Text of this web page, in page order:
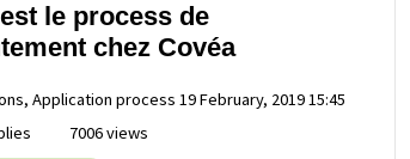
le process de
chez Covéa
Application process 19 February, 2019 15:45
7006 views